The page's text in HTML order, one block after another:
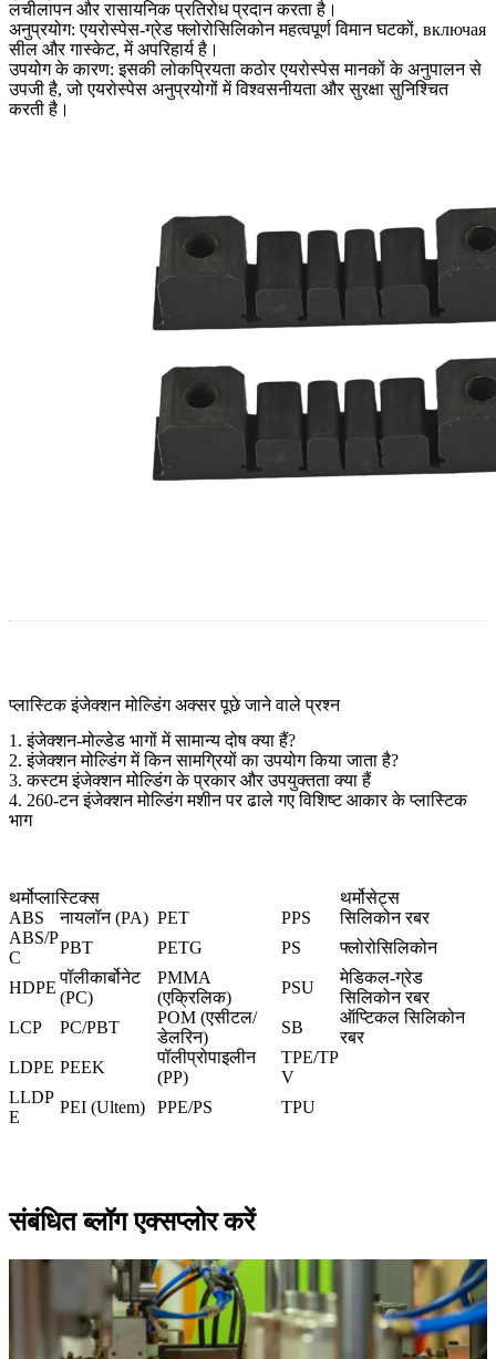
लचीलापन और रासायनिक प्रतिरोध प्रदान करता है।
अनुप्रयोग: एयरोस्पेस-ग्रेड फ्लोरोसिलिकोन महत्वपूर्ण विमान घटकों, включая
सील और गास्केट, में अपरिहार्य है।
उपयोग के कारण: इसकी लोकप्रियता कठोर एयरोस्पेस मानकों के अनुपालन से
उपजी है, जो एयरोस्पेस अनुप्रयोगों में विश्वसनीयता और सुरक्षा सुनिश्चित
करती है।
प्लास्टिक इंजेक्शन मोल्डिंग अक्सर पूछे जाने वाले प्रश्न
1. इंजेक्शन-मोल्डेड भागों में सामान्य दोष क्या हैं?
2. इंजेक्शन मोल्डिंग में किन सामग्रियों का उपयोग किया जाता है?
3. कस्टम इंजेक्शन मोल्डिंग के प्रकार और उपयुक्तता क्या हैं
4. 260-टन इंजेक्शन मोल्डिंग मशीन पर ढाले गए विशिष्ट आकार के प्लास्टिक
भाग
थर्मोप्लास्टिक्स
थर्मोसेट्स
ABS
नायलॉन (PA) PET PPS
सिलिकोन रबर
ABS/P
C
PBT PETG PS फ्लोरोसिलिकोन
HDPE
पॉलीकार्बोनेट
(PC)
PMMA
(एक्रिलिक)
PSU
मेडिकल-ग्रेड
सिलिकोन रबर
LCP
PC/PBT
POM (एसीटल/
डेलरिन)
SB
ऑप्टिकल सिलिकोन
रबर
LDPE PEEK
पॉलीप्रोपाइलीन
(PP)
TPE/TP
V
LLDP
E
PEI (Ultem) PPE/PS TPU
संबंधित ब्लॉग एक्सप्लोर करें